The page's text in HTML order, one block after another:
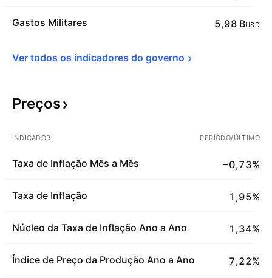
Gastos Militares 5,98 BUSD
Ver todos os indicadores do governo
Preços
INDICADOR PERÍODO/ÚLTIMO
Taxa de Inflação Mês a Mês −0,73%
Taxa de Inflação 1,95%
Núcleo da Taxa de Inflação Ano a Ano 1,34%
Índice de Preço da Produção Ano a Ano 7,22%